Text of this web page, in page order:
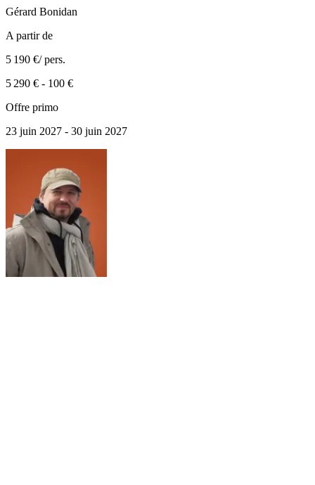
Gérard Bonidan
A partir de
5 190 €/ pers.
5 290 € - 100 €
Offre primo
23 juin 2027 - 30 juin 2027